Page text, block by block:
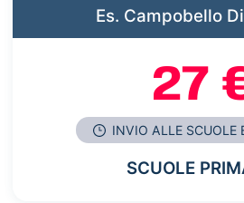
Es. Campobello
27
INVIO ALLE SCUOLE
SCUOLE